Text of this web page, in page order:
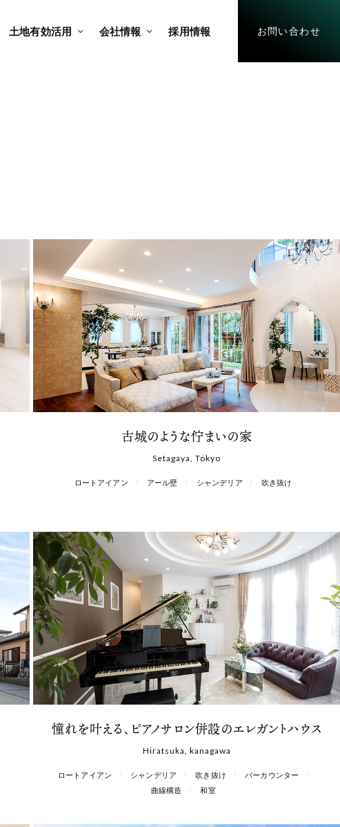
土地有効活用 会社情報 採用情報 お問い合わせ
古城のような佇まいの家
Setagaya, Tokyo
ロートアイアン アール壁 シャンデリア 吹き抜け
憧れを叶える、ピアノサロン併設のエレガントハウス
Hiratsuka, kanagawa
ロートアイアン シャンデリア 吹き抜け
バーカウンター
曲線構造
和室